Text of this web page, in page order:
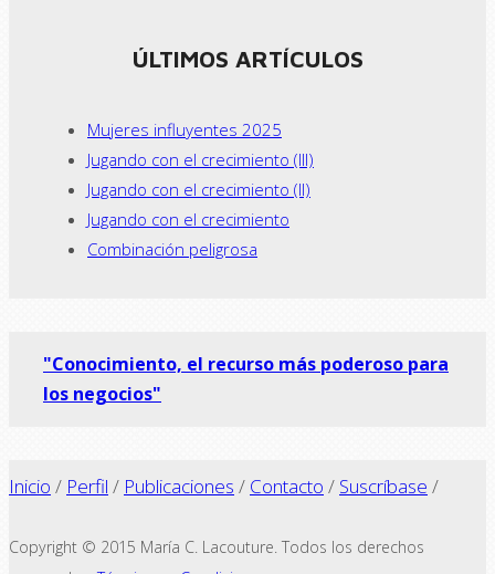
ÚLTIMOS ARTÍCULOS
Mujeres influyentes 2025
Jugando con el crecimiento (III)
Jugando con el crecimiento (II)
Jugando con el crecimiento
Combinación peligrosa
"Conocimiento, el recurso más poderoso para
los negocios"
Inicio / Perfil / Publicaciones / Contacto / Suscríbase /
Copyright © 2015 María C. Lacouture. Todos los derechos